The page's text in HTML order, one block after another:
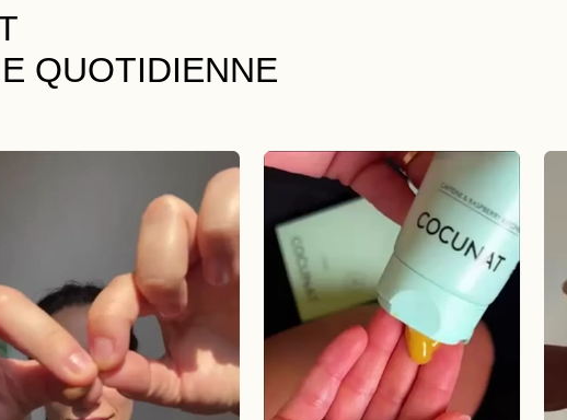
QUOTIDIENNE